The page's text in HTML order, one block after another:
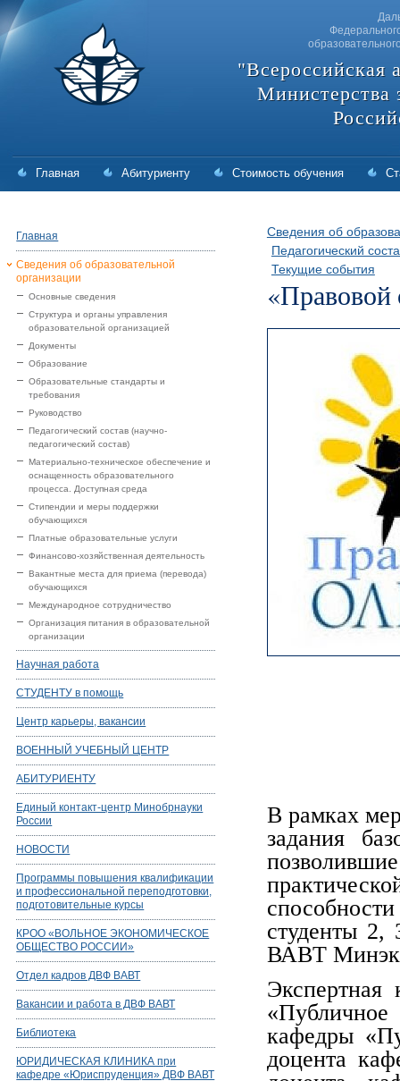
"Всероссийская
Министерства
Главная Абитуриенту Стоимость обучения
Главная
Сведения об образовательной
организации
Основные сведения
Структура и органы управления
образовательной организацией
Документы
Образование
Образовательные стандарты и
требования
Руководство
Педагогический состав (научно-
педагогический состав)
Материально-техническое обеспечение и
оснащенность образовательного
процесса. Доступная среда
Стипендии и меры поддержки
обучающихся
Платные образовательные услуги
Финансово-хозяйственная деятельность
Вакантные места для приема (перевода)
обучающихся
Международное сотрудничество
Организация питания в образовательной
организации
Научная работа
СТУДЕНТУ в помощь
Центр карьеры, вакансии
ВОЕННЫЙ УЧЕБНЫЙ ЦЕНТР
АБИТУРИЕНТУ
Единый контакт-центр Минобрнауки
России
НОВОСТИ
Программы повышения квалификации
и профессиональной переподготовки,
подготовительные курсы
КРОО «ВОЛЬНОЕ ЭКОНОМИЧЕСКОЕ
ОБЩЕСТВО РОССИИ»
Отдел кадров ДВФ ВАВТ
Вакансии и работа в ДВФ ВАВТ
Библиотека
ЮРИДИЧЕСКАЯ КЛИНИКА при
кафедре «Юриспруденция» ДВФ ВАВТ
Сведения об
Педагогический
Текущие события
«Правовой
В рамках
задания
студенты 2,
ВАВТ
Экспертная
кафедры
доцента